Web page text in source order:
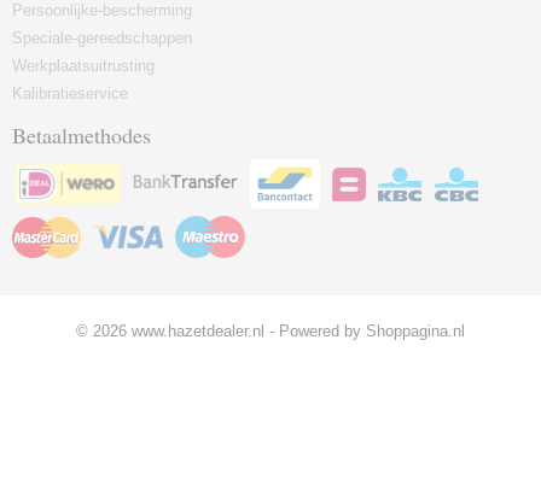
Persoonlijke-bescherming
Speciale-gereedschappen
Werkplaatsuitrusting
Kalibratieservice
Betaalmethodes
© 2026 www.hazetdealer.nl - Powered by Shoppagina.nl